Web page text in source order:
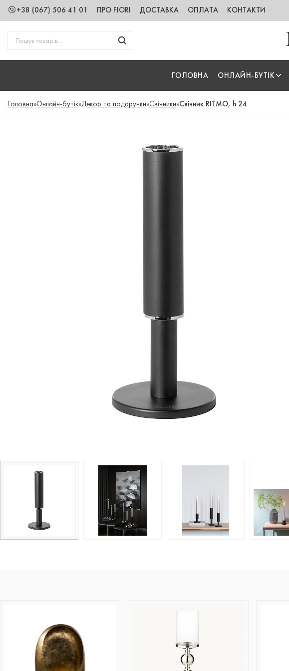
+38 (067) 506 41 01 ПРО FIORI ДОСТАВКА ОПЛАТА КОНТАКТИ
ГОЛОВНА ОНЛАЙН-БУТІК
Головна»Онлайн-бутік»Декор та подарунки»Свічники»Свічник RITMO, h 24